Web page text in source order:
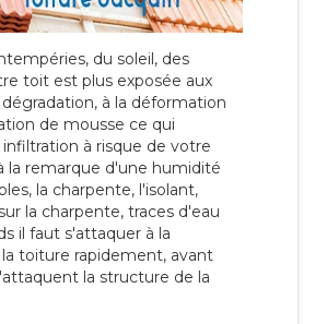
du soleil, des
toit est plus exposée aux
à la déformation
de mousse ce qui
à risque de votre
la remarque d'une humidité
la charpente, l'isolant,
la charpente, traces d'eau
il faut s'attaquer à la
toiture rapidement, avant
la structure de la